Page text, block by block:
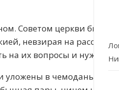
Советом церкви было
невзирая на
на их вопросы и нужды.
в чемоданы яркие,